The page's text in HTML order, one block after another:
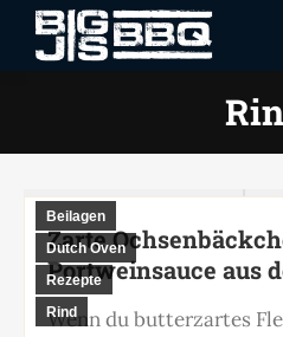
Beilagen
Dutch Oven
Rezepte
Rind
Zarte
Portweinsauce aus
Wenn du butterzartes